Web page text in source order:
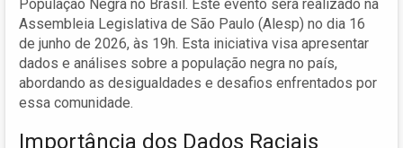
População Negra no Brasil. Este evento será realizado na
Assembleia Legislativa de São Paulo (Alesp) no dia 16
de junho de 2026, às 19h. Esta iniciativa visa apresentar
dados e análises sobre a população negra no país,
abordando as desigualdades e desafios enfrentados por
essa comunidade.
Importância dos Dados Raciais